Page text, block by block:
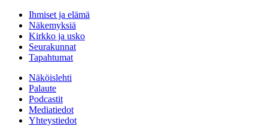
Ihmiset ja elämä
Näkemyksiä
Kirkko ja usko
Seurakunnat
Tapahtumat
Näköislehti
Palaute
Podcastit
Mediatiedot
Yhteystiedot